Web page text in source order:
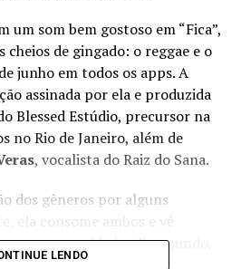
um som bem gostoso em “Fica”,
de gingado: o reggae e o
junho em todos os apps. A
assinada por ela e produzida
Blessed Estúdio, precursor na
no Rio de Janeiro, além de
, vocalista do Raiz do Sana.
dos gêneros por alguns
ela consome ambos e vê
suas sonoridades. E, segundo,
o mês do forró com as
LENDO